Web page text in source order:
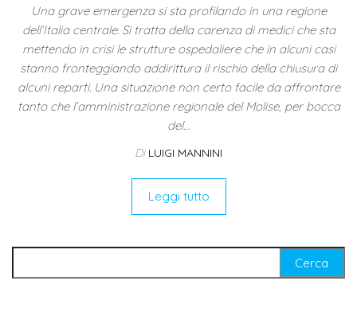
Una grave emergenza si sta profilando in una regione
dell’Italia centrale. Si tratta della carenza di medici che sta
mettendo in crisi le strutture ospedaliere che in alcuni casi
stanno fronteggiando addirittura il rischio della chiusura di
alcuni reparti. Una situazione non certo facile da affrontare
tanto che l’amministrazione regionale del Molise, per bocca
del…
Di LUIGI MANNINI
Leggi tutto